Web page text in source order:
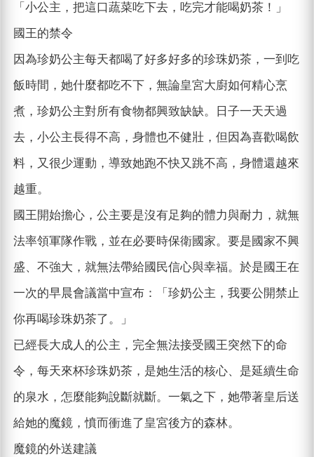
「小公主，把這口蔬菜吃下去，吃完才能喝奶茶！」
國王的禁令
因為珍奶公主每天都喝了好多好多的珍珠奶茶，一到吃
飯時間，她什麼都吃不下，無論皇宮大廚如何精心烹
煮，珍奶公主對所有食物都興致缺缺。日子一天天過
去，小公主長得不高，身體也不健壯，但因為喜歡喝飲
料，又很少運動，導致她跑不快又跳不高，身體還越來
越重。
國王開始擔心，公主要是沒有足夠的體力與耐力，就無
法率領軍隊作戰，並在必要時保衛國家。要是國家不興
盛、不強大，就無法帶給國民信心與幸福。於是國王在
一次的早晨會議當中宣布：「珍奶公主，我要公開禁止
你再喝珍珠奶茶了。」
已經長大成人的公主，完全無法接受國王突然下的命
令，每天來杯珍珠奶茶，是她生活的核心、是延續生命
的泉水，怎麼能夠說斷就斷。一氣之下，她帶著皇后送
給她的魔鏡，憤而衝進了皇宮後方的森林。
魔鏡的外送建議